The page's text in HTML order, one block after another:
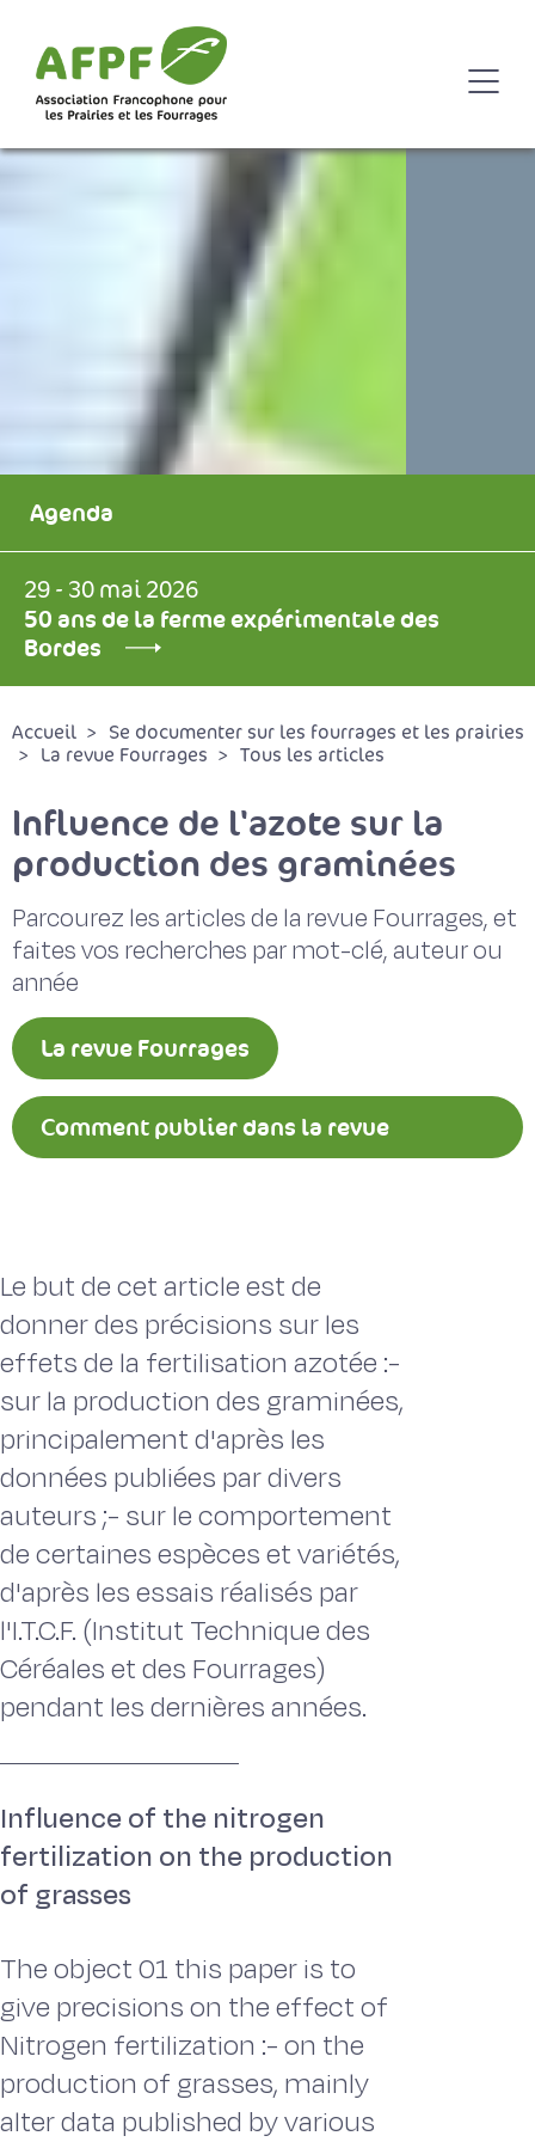
Agenda
29 - 30 mai 2026
50 ans de la ferme expérimentale des
Bordes
Accueil
Se documenter sur les fourrages et les prairies
La revue Fourrages
Tous les articles
Influence de l'azote sur la
production des graminées
Parcourez les articles de la revue Fourrages, et
faites vos recherches par mot-clé, auteur ou
année
La revue Fourrages
Comment publier dans la revue
Le but de cet article est de
donner des précisions sur les
effets de la fertilisation azotée :-
sur la production des graminées,
principalement d'après les
données publiées par divers
auteurs ;- sur le comportement
de certaines espèces et variétés,
d'après les essais réalisés par
l'I.T.C.F. (Institut Technique des
Céréales et des Fourrages)
pendant les dernières années.
Influence of the nitrogen
fertilization on the production
of grasses
The object 01 this paper is to
give precisions on the effect of
Nitrogen fertilization :- on the
production of grasses, mainly
alter data published by various